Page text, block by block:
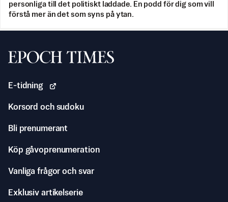
personliga till det politiskt laddade. En podd för dig som vill
förstå mer än det som syns på ytan.
Svenska Epoch Times
E-tidning
Korsord och sudoku
Bli prenumerant
Köp gåvoprenumeration
Vanliga frågor och svar
Exklusiv artikelserie